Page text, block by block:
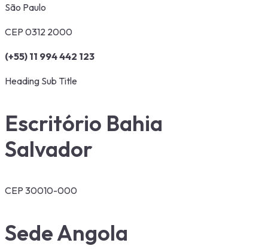
São Paulo
CEP 0312 2000
(+55) 11 994 442 123
Heading Sub Title
Escritório Bahia
Salvador
CEP 30010-000
Sede Angola